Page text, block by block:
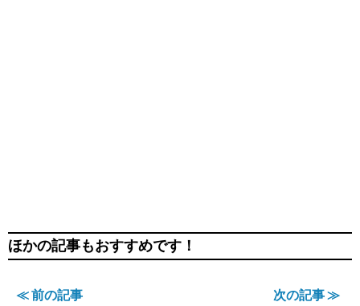
ほかの記事もおすすめです！
≪ 前の記事 次の記事 ≫